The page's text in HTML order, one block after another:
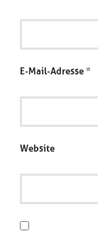
E-Mail-Adresse *
Website